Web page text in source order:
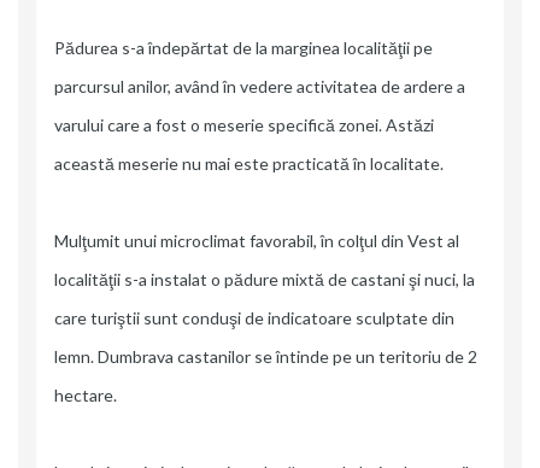
Pădurea s-a îndepărtat de la marginea localităţii pe
parcursul anilor, având în vedere activitatea de ardere a
varului care a fost o meserie specifică zonei. Astăzi
această meserie nu mai este practicată în localitate.
Mulţumit unui microclimat favorabil, în colţul din Vest al
localităţii s-a instalat o pădure mixtă de castani şi nuci, la
care turiştii sunt conduşi de indicatoare sculptate din
lemn. Dumbrava castanilor se întinde pe un teritoriu de 2
hectare.